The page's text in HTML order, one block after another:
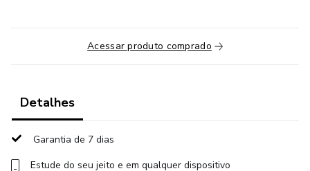
• Duração: 50 minutos cada
• Grupo exclusivo no WhatsApp para dúvidas, avisos e
interação
Acessar produto comprado
Detalhes
Garantia de 7 dias
Estude do seu jeito e em qualquer dispositivo